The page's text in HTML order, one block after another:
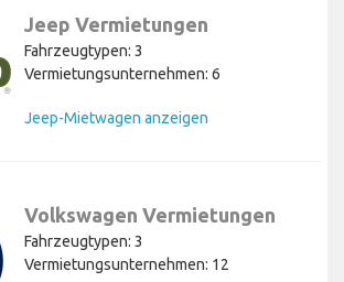
Jeep Vermietungen
Fahrzeugtypen: 3
Vermietungsunternehmen: 6
Jeep-Mietwagen anzeigen
Volkswagen Vermietungen
Fahrzeugtypen: 3
Vermietungsunternehmen: 12